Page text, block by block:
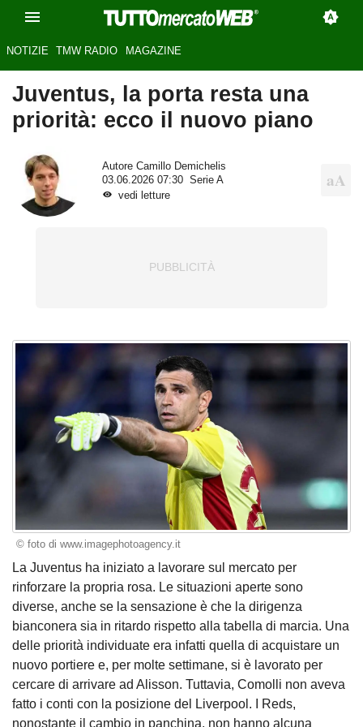
NOTIZIE TMW RADIO MAGAZINE
Juventus, la porta resta una
priorità: ecco il nuovo piano
Autore Camillo Demichelis
03.06.2026 07:30
Serie A
vedi letture
© foto di www.imagephotoagency.it
La Juventus ha iniziato a lavorare sul mercato per
rinforzare la propria rosa. Le situazioni aperte sono
diverse, anche se la sensazione è che la dirigenza
bianconera sia in ritardo rispetto alla tabella di marcia. Una
delle priorità individuate era infatti quella di acquistare un
nuovo portiere e, per molte settimane, si è lavorato per
cercare di arrivare ad Alisson. Tuttavia, Comolli non aveva
fatto i conti con la posizione del Liverpool. I Reds,
nonostante il cambio in panchina, non hanno alcuna